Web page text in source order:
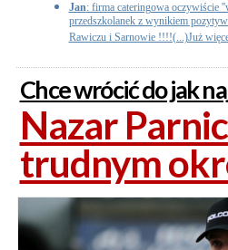
Jan: firma cateringowa oczywiście
przedszkolanek z wynikiem
Rawiczu i Sarnowie !!!!(...)Już
Chce wrócić do jak
Nazar
trudnym